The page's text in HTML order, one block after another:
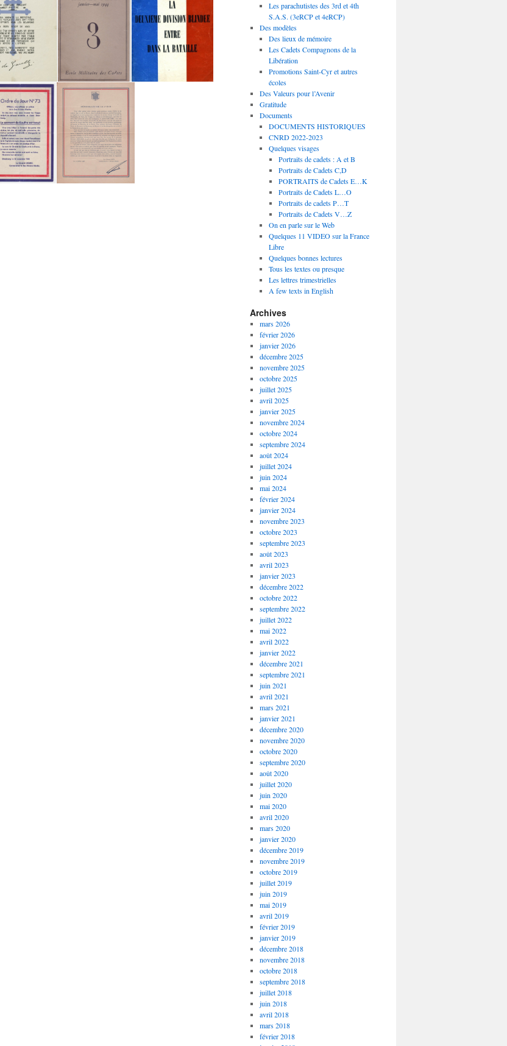
Les parachutistes des 3rd et 4th
S.A.S. (3eRCP et 4eRCP)
Des modèles
Des lieux de mémoire
Les Cadets Compagnons de la
Libération
Promotions Saint-Cyr et autres
écoles
Des Valeurs pour l’Avenir
Gratitude
Documents
DOCUMENTS HISTORIQUES
CNRD 2022-2023
Quelques visages
Portraits de cadets : A et B
Portraits de Cadets C,D
PORTRAITS de Cadets E…K
Portraits de Cadets L…O
Portraits de cadets P…T
Portraits de Cadets V…Z
On en parle sur le Web
Quelques 11 VIDEO sur la France
Libre
Quelques bonnes lectures
Tous les textes ou presque
Les lettres trimestrielles
A few texts in English
Archives
mars 2026
février 2026
janvier 2026
décembre 2025
novembre 2025
octobre 2025
juillet 2025
avril 2025
janvier 2025
novembre 2024
octobre 2024
septembre 2024
août 2024
juillet 2024
juin 2024
mai 2024
février 2024
janvier 2024
novembre 2023
octobre 2023
septembre 2023
août 2023
avril 2023
janvier 2023
décembre 2022
octobre 2022
septembre 2022
juillet 2022
mai 2022
avril 2022
janvier 2022
décembre 2021
septembre 2021
juin 2021
avril 2021
mars 2021
janvier 2021
décembre 2020
novembre 2020
octobre 2020
septembre 2020
août 2020
juillet 2020
juin 2020
mai 2020
avril 2020
mars 2020
janvier 2020
décembre 2019
novembre 2019
octobre 2019
juillet 2019
juin 2019
mai 2019
avril 2019
février 2019
janvier 2019
décembre 2018
novembre 2018
octobre 2018
septembre 2018
juillet 2018
juin 2018
avril 2018
mars 2018
février 2018